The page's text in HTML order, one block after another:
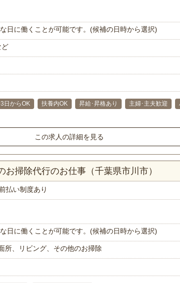
日に働くことが可能です。(候補の日時から選択)
ど
日からOK 扶養内OK 昇給･昇格あり 主婦･主夫歓迎
この求人の詳細を見る
掃除代行のお仕事（千葉県市川市）
払い制度あり
日に働くことが可能です。(候補の日時から選択)
所、リビング、その他のお掃除